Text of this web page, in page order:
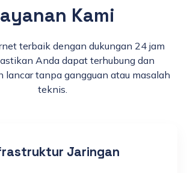
Kami
terbaik dengan dukungan 24 jam
Anda dapat terhubung dan
lancar tanpa gangguan atau masalah
teknis.
Jaringan